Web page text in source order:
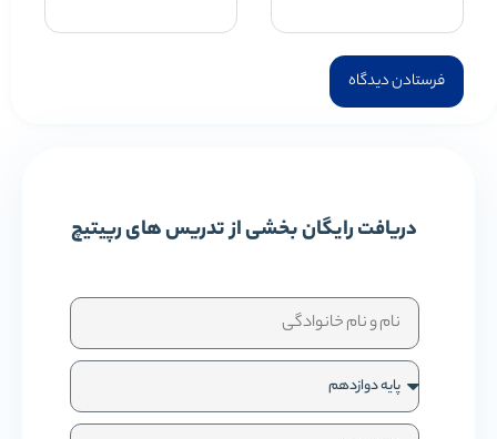
دریافت رایگان بخشی از تدریس های رپیتیچ